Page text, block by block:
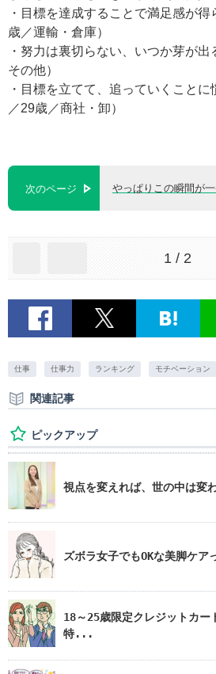
・目標を達成することで満足感が
歳／運輸・倉庫）
・努力は裏切らない、いつか芽が
その他）
・目標を立てて、追っていくこと
／29歳／商社・卸）
次のページ やっぱりこの瞬間が
1 / 2
仕事 仕事力 ランキング モチベーション
関連記事
ピックアップ
視点を変えれば、世の中は
ズボラ女子でもOKな美脚ケア
18～25歳限定クレジットカー
特...